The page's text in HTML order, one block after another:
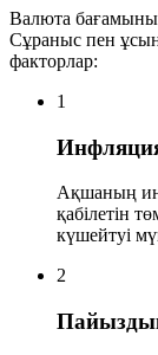
Валюта
Сұраныс пен
факторлар:
1
Ақшаның
қабілетін
күшейтуі
2